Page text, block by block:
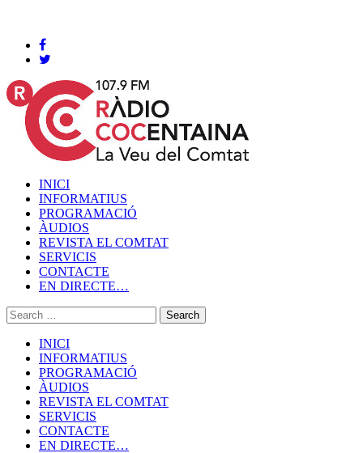
INICI
INFORMATIUS
PROGRAMACIÓ
ÀUDIOS
REVISTA EL COMTAT
SERVICIS
CONTACTE
EN DIRECTE…
INICI
INFORMATIUS
PROGRAMACIÓ
ÀUDIOS
REVISTA EL COMTAT
SERVICIS
CONTACTE
EN DIRECTE…